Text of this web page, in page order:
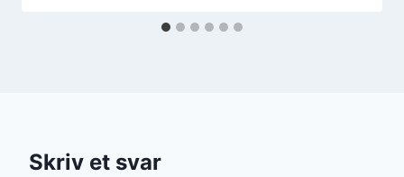
Skriv et svar